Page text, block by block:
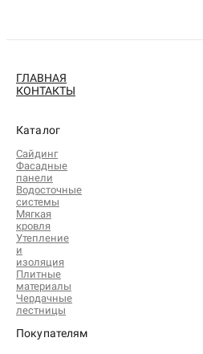
ГЛАВНАЯ
КОНТАКТЫ
Каталог
Сайдинг
Фасадные
панели
Водосточные
системы
Мягкая
кровля
Утепление
и
изоляция
Плитные
материалы
Чердачные
лестницы
Покупателям